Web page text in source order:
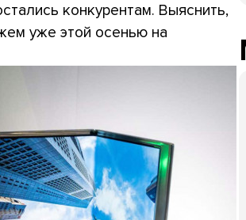
конкурентам. Выяснить,
уже этой осенью на